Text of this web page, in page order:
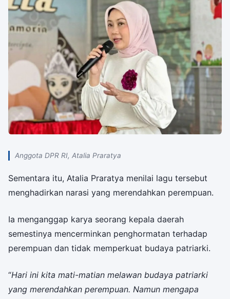
Anggota DPR RI, Atalia Praratya
Sementara itu, Atalia Praratya menilai lagu tersebut
menghadirkan narasi yang merendahkan perempuan.
Ia menganggap karya seorang kepala daerah
semestinya mencerminkan penghormatan terhadap
perempuan dan tidak memperkuat budaya patriarki.
“Hari ini kita mati-matian melawan budaya patriarki
yang merendahkan perempuan. Namun mengapa